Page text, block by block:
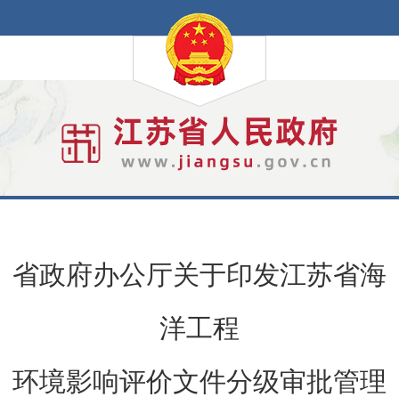
省政府办公厅关于印发江苏省海
洋工程
环境影响评价文件分级审批管理